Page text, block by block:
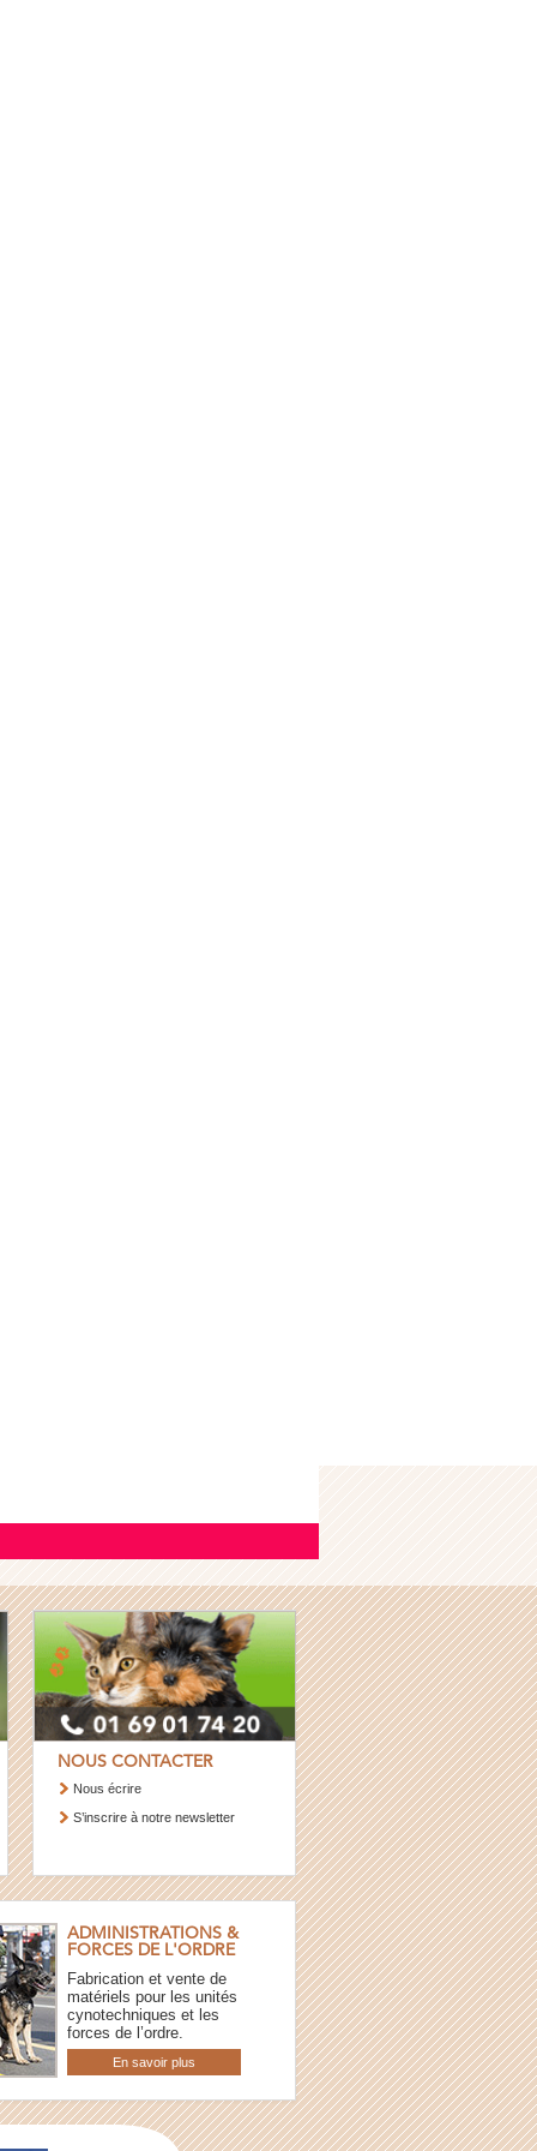
NOUS CONTACTER
Nous écrire
S’inscrire à notre newsletter
ADMINISTRATIONS &
FORCES DE L'ORDRE
Fabrication et vente de
matériels pour les unités
cynotechniques et les
forces de l’ordre.
En savoir plus